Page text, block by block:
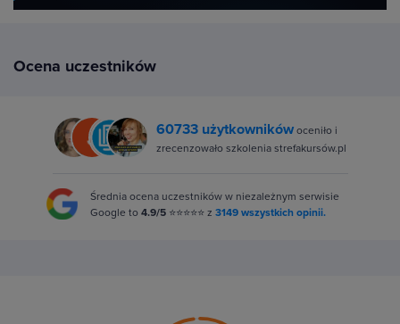
Ocena uczestników
60733 użytkownikówoceniło i
zrecenzowało szkolenia strefakursów.pl
Średnia ocena uczestników w niezależnym serwisie
Google to 4.9/5 ⭐⭐⭐⭐⭐ z 3149 wszystkich opinii.